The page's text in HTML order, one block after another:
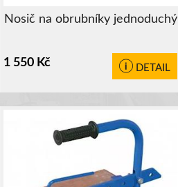
Nosič na obrubníky jednoduchý
1 550 Kč DETAIL